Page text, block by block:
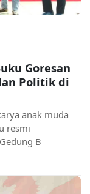
Goresan
Politik di
anak muda
resmi
B